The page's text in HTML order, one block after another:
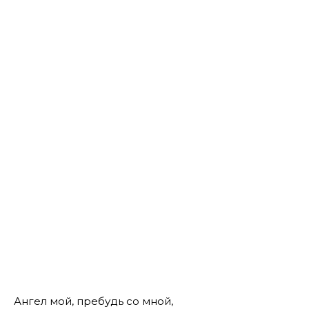
Ангел мой, пребудь со мной,